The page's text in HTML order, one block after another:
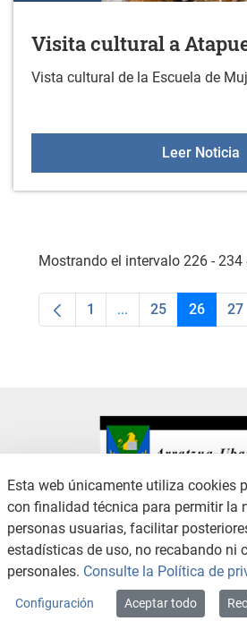
Visita cultural a
Vista cultural de la Escuela de
Leer Noticia
Mostrando el intervalo 226 -
Página
1 ...PáginasPágina
25 Página
26 27
CONTACTO
CANAL DE DENUNCIAS
POLÍTICA DE COOKIES
Copyright © 2026 / Excmo. arratzua | Todos
Esta web únicamente utiliza cookies
con finalidad técnica para permitir la
personas usuarias, facilitar
estadísticas de uso, no recabando ni
personales. Consulte la Política de
Configuración Aceptar todo